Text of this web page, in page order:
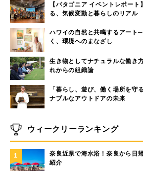
【パタゴニア イベントレポー
る、気候変動と暮らしのリアル
ハワイの自然と共鳴するアー
く、環境へのまなざし
生き物としてナチュラルな働き
れからの組織論
「暮らし、遊び、働く場所を守
ナブルなアウトドアの未来
ウィークリーランキング
1
奈良近県で海水浴！奈良から日
紹介